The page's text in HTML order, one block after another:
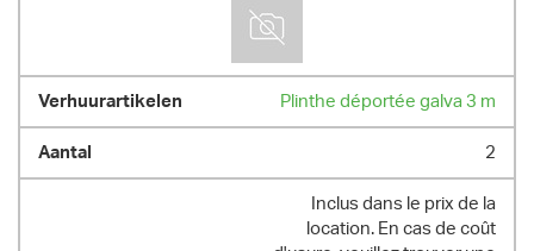
Plinthe déportée galva 3 m
2
Inclus dans le prix de la
location. En cas de coût